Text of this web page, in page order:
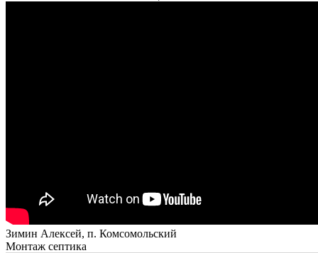
Зимин Алексей, п. Комсомольский
Монтаж септика